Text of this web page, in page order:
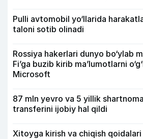
Pulli avtomobil yo‘llarida
taloni sotib olinadi
Rossiya hakerlari dunyo bo‘ylab
Fi’ga buzib kirib ma’lumotlarni
Microsoft
87 mln yevro va 5 yillik
transferini ijobiy hal qildi
Xitoyga kirish va chiqish